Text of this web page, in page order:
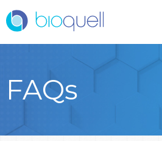
FAQs